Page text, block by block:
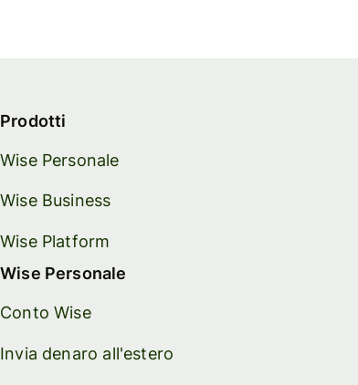
Prodotti
Wise Personale
Wise Business
Wise Platform
Wise Personale
Conto Wise
Invia denaro all'estero